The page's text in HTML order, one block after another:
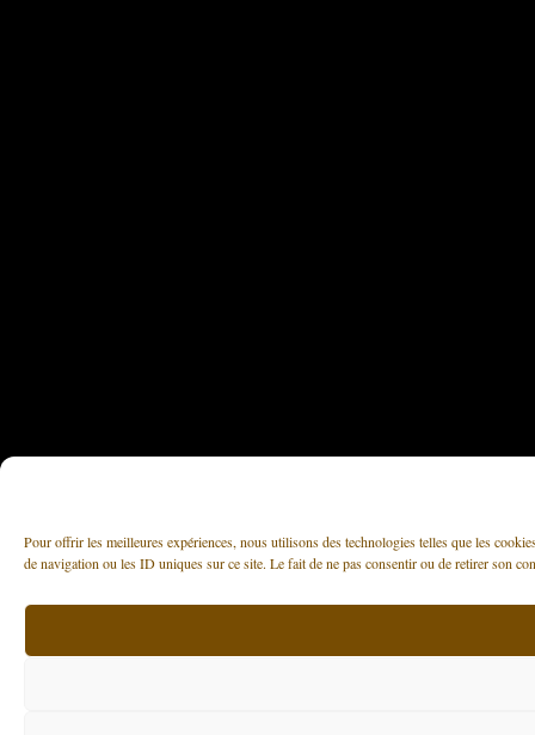
Pour offrir les meilleures expériences, nous utilisons des technologies telles que les
de navigation ou les ID uniques sur ce site. Le fait de ne pas consentir ou de retirer son